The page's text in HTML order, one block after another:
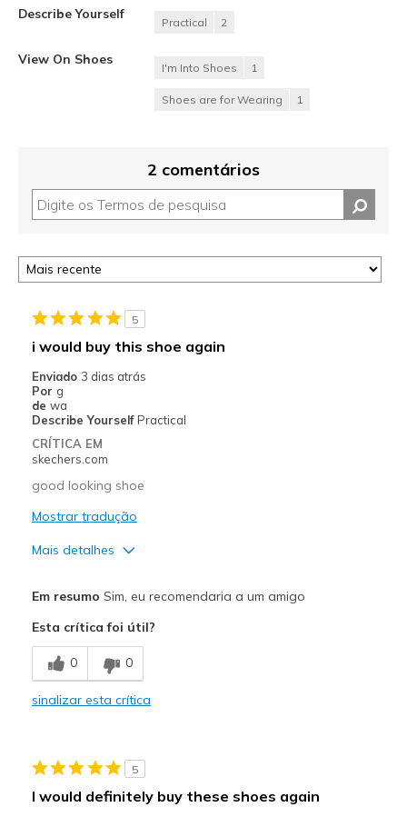
Describe Yourself
Practical 2
View On Shoes
I'm Into Shoes 1
Shoes are for Wearing 1
2 comentários
5
i would buy this shoe again
Enviado 3 dias atrás
Por g
de wa
Describe Yourself Practical
CRÍTICA EM
skechers.com
good looking shoe
Mostrar tradução
Mais detalhes
Comfortable
Stylish
Feels true to size
Em resumo Sim, eu recomendaria a um amigo
Esta crítica foi útil?
0 0
sinalizar esta crítica
5
I would definitely buy these shoes again